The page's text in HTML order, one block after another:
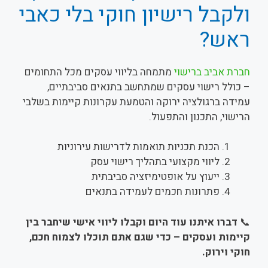
ולקבל רישיון חוקי בלי כאבי
ראש?
חברת אביב ברישוי מתמחה בליווי עסקים מכל התחומים
– כולל רישוי עסקים שמתחשב בתנאים סביבתיים,
עמידה ברגולציה ירוקה והטמעת עקרונות קיימות בשלבי
הרישוי, התכנון והתפעול.
הכנת תכניות תואמות לדרישות עירוניות
ליווי מקצועי בתהליך רישוי עסק
ייעוץ על אופטימיזציה סביבתית
פתרונות חכמים לעמידה בתנאים
📞 דברו איתנו עוד היום וקבלו ליווי אישי שיחבר בין
קיימות ועסקים – כדי שגם אתם תוכלו לצמוח חכם,
חוקי וירוק.